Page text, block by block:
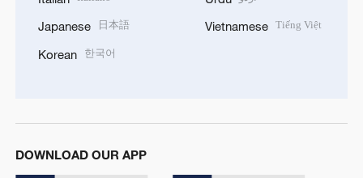
Japanese 日本語
Korean 한국어
Vietnamese Tiếng Việt
DOWNLOAD OUR APP